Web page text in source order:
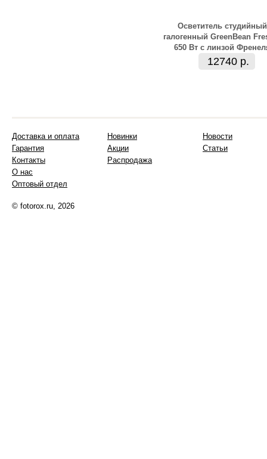
Осветитель студийный
галогенный GreenBean
650 Вт с линзой
12740 р.
Доставка и оплата
Гарантия
Контакты
О нас
Оптовый отдел
Новинки
Акции
Распродажа
Новости
Статьи
© fotorox.ru, 2026